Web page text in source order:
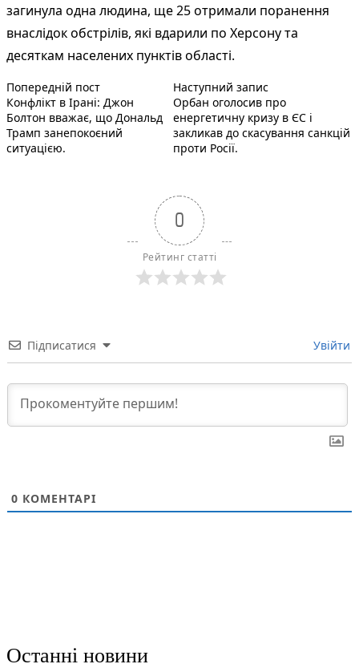
загинула одна людина, ще 25 отримали поранення
внаслідок обстрілів, які вдарили по Херсону та
десяткам населених пунктів області.
Навігація
записів
Попередній постПопередній запис:
Конфлікт в Ірані: Джон
Болтон вважає, що Дональд
Трамп занепокоєний
ситуацією.
Наступний записНаступний пост
Орбан оголосив про
енергетичну кризу в ЄС і
закликав до скасування санкцій
проти Росії.
0
Рейтинг статті
Підписатися Увійти
0 КОМЕНТАРІ
Останні новини